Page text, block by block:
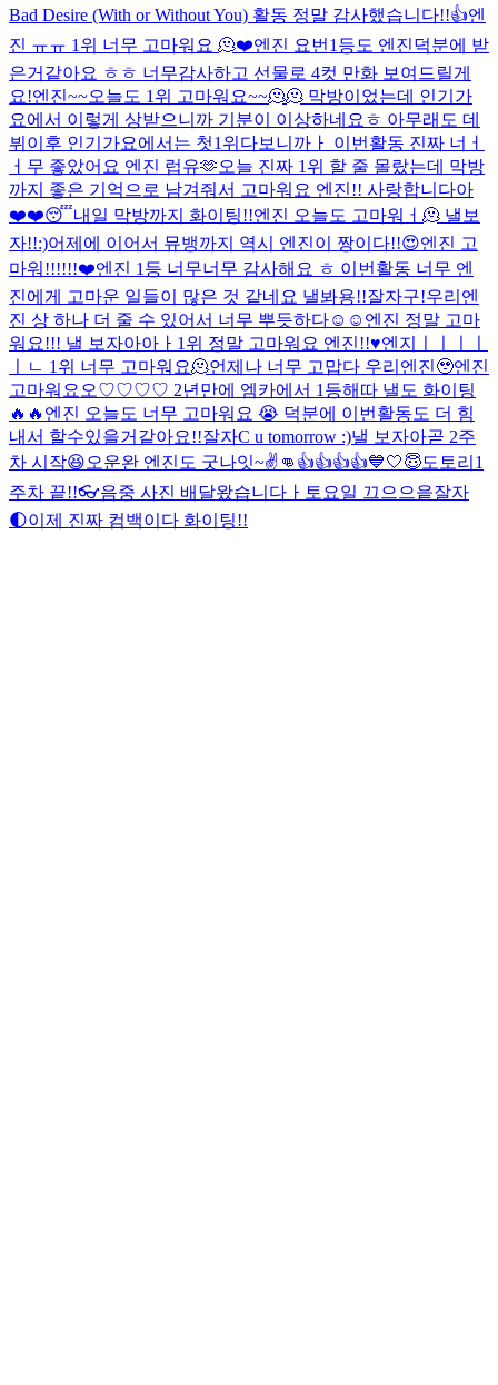
Bad Desire (With or Without You) 활동 정말 감사했습니다!!👍엔
진 ㅠㅠ 1위 너무 고마워요 🫠❤️엔진 요번1등도 엔진덕분에 받
은거같아요 ㅎㅎ 너무감사하고 선물로 4컷 만화 보여드릴게
요!엔진~~오늘도 1위 고마워요~~🫠🫠 막방이었는데 인기가
요에서 이렇게 상받으니까 기분이 이상하네요ㅎ 아무래도 데
뷔이후 인기가요에서는 첫1위다보니까ㅏ 이번활동 진짜 너ㅓ
ㅓ무 좋았어요 엔진 럽유🫶오늘 진짜 1위 할 줄 몰랐는데 막방
까지 좋은 기억으로 남겨줘서 고마워요 엔진!! 사랑합니다아
❤️❤️😴내일 막방까지 화이팅!!엔진 오늘도 고마워ㅓ🫠 낼보
자!!:)어제에 이어서 뮤뱅까지 역시 엔진이 짱이다!!😍엔진 고
마워!!!!!!❤️엔진 1등 너무너무 감사해요 ㅎ 이번활동 너무 엔
진에게 고마운 일들이 많은 것 같네요 낼봐용!!잘자구!우리엔
진 상 하나 더 줄 수 있어서 너무 뿌듯하다☺️☺️ 엔진 정말 고마
워요!!! 낼 보자아아ㅏ 1위 정말 고마워요 엔진!!♥️엔지ㅣㅣㅣㅣ
ㅣㄴ 1위 너무 고마워요🫠언제나 너무 고맙다 우리엔진🥹엔진
고마워요오♡♡♡♡ 2년만에 엠카에서 1등해따 낼도 화이팅
🔥🔥 엔진 오늘도 너무 고마워요 😭 덕분에 이번활동도 더 힘
내서 할수있을거같아요!!잘자C u tomorrow :)낼 보자아곧 2주
차 시작😆오운완 엔진도 굿나잇~✌️👊 👍👍👍👍💙🤍😇도토리 1
주차 끝!!👓음중 사진 배달왔습니다ㅏ 토요일 끄으으읕잘자
🌓이제 진짜 컴백이다 화이팅!!